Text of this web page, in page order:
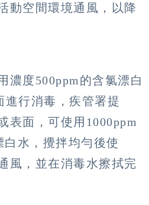
動空間環境通風，以降
濃度500ppm的含氯漂白
進行消毒，疾管署提
表面，可使用1000ppm
水，攪拌均勻後使
風，並在消毒水擦拭完